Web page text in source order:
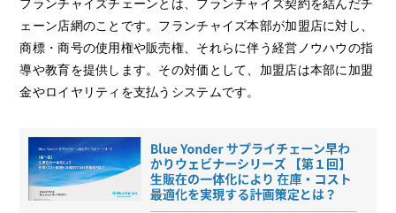
フランチャイズチェーンとは、フランチャイズ契約を結んだチ
ェーン店網のことです。フランチャイズ本部が加盟店に対し、
商標・商号の使用権や販売権、それらに伴う経営ノウハウの指
導や教育を提供します。その対価として、加盟店は本部に加盟
金やロイヤリティを支払うシステムです。